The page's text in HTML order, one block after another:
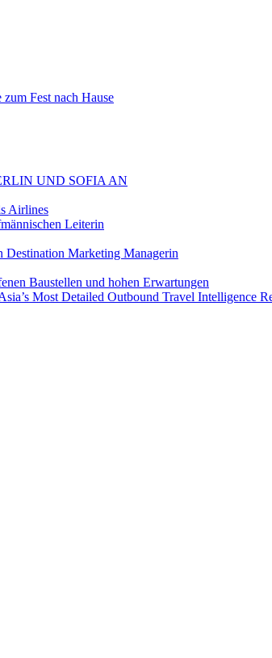
Fest nach Hause
UND SOFIA AN
Airlines
Leiterin
Marketing Managerin
Baustellen und hohen Erwartungen
Most Detailed Outbound Travel Intelligence